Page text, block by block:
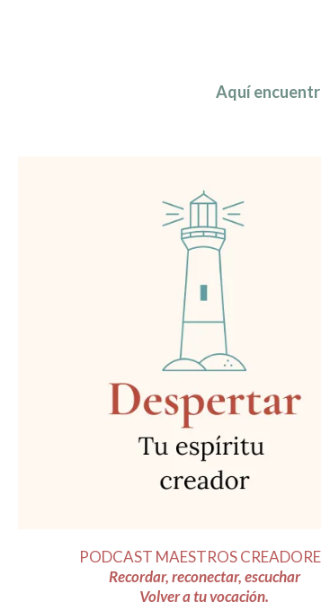
Aquí
PODCAST MAESTROS
Recordar, reconectar, escuchar
Volver a tu vocación.